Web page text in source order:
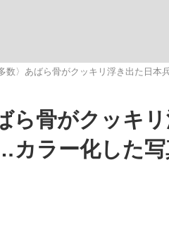
多数〉あばら骨がクッキリ浮き出た日
ら骨がクッキ
カラー化した